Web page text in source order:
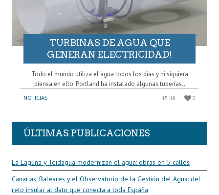
TURBINAS DE AGUA QUE
GENERAN ELECTRICIDAD!
Todo el mundo utiliza el agua todos los días y ni siquiera
piensa en ello. Portland ha instalado algunas tuberías..
NOTICIAS 15 JUL 0
ÚLTIMAS PUBLICACIONES
La Laguna y Teidagua modernizan el agua: obras en 5 calles
Canarias, Baleares y el Observatorio de la Gestión del Agua: del
reto insular al dato que conecta a toda España